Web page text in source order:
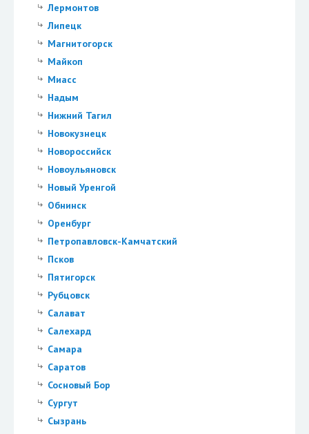
Лермонтов
Липецк
Магнитогорск
Майкоп
Миасс
Надым
Нижний Тагил
Новокузнецк
Новороссийск
Новоульяновск
Новый Уренгой
Обнинск
Оренбург
Петропавловск-Камчатский
Псков
Пятигорск
Рубцовск
Салават
Салехард
Самара
Саратов
Сосновый Бор
Сургут
Сызрань